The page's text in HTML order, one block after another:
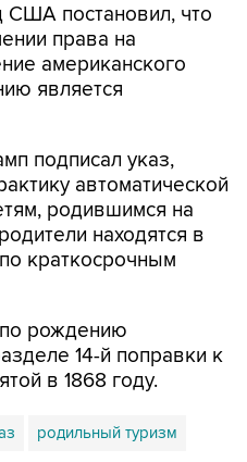
постановил, что
права на
американского
является
подписал указ,
автоматической
родившимся на
находятся в
краткосрочным
рождению
14-й поправки к
в 1868 году.
родильный туризм